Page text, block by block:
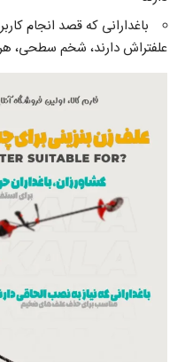
باغدارانی که قصد انجام
علفتراشدارند، شخم سطحی،‌